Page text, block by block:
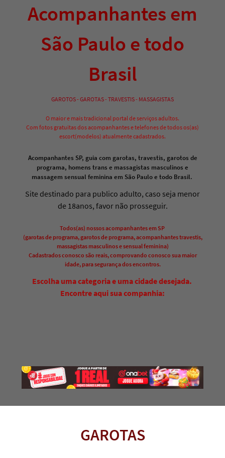
Acompanhantes em
São Paulo e todo
Brasil
GAROTOS-GAROTAS-TRAVESTIS- MASSAGISTAS
O maior e mais tradicional portal de serviços adultos.
Com fotos gratuitas dos acompanhantes e telefones de todos os(as)
escort(modelos) atualmente cadastrados.
Acompanhantes SP, guia com garotas, travestis, garotos de
programa, homens trans e massagistas masculinos e
massagem sensual feminina em São Paulo e todo Brasil.
Site destinado para publico adulto, caso seja menor
de 18anos, favor não prosseguir.
Todos(as) nossos acompanhantes em SP
(garotas de programa, garotos de programa, acompanhantes travestis,
massagistas masculinos e sensual feminina)
Cadastrados conosco são reais, comprovando conosco sua maior
idade, para segurança dos encontros.
Escolha uma categoria e uma cidade desejada.
Encontre aqui sua companhia:
GAROTAS